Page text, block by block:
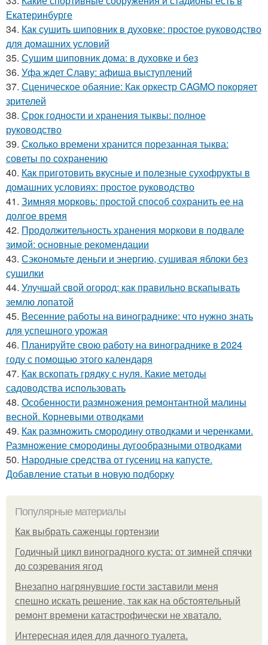
Екатеринбурге
34. Как сушить шиповник в духовке: простое руководство
для домашних условий
35. Сушим шиповник дома: в духовке и без
36. Уфа ждет Славу: афиша выступлений
37. Сценическое обаяние: Как оркестр CAGMO покоряет
зрителей
38. Срок годности и хранения тыквы: полное
руководство
39. Сколько времени хранится порезанная тыква:
советы по сохранению
40. Как приготовить вкусные и полезные сухофрукты в
домашних условиях: простое руководство
41. Зимняя морковь: простой способ сохранить ее на
долгое время
42. Продолжительность хранения моркови в подвале
зимой: основные рекомендации
43. Сэкономьте деньги и энергию, сушивая яблоки без
сушилки
44. Улучшай свой огород: как правильно вскапывать
землю лопатой
45. Весенние работы на винограднике: что нужно знать
для успешного урожая
46. Планируйте свою работу на винограднике в 2024
году с помощью этого календаря
47. Как вскопать грядку с нуля. Какие методы
садоводства использовать
48. Особенности размножения ремонтантной малины
весной. Корневыми отводками
49. Как размножить смородину отводками и черенками.
Размножение смородины дугообразными отводками
50. Народные средства от гусениц на капусте.
Добавление статьи в новую подборку
Популярные материалы
Как выбрать саженцы гортензии
Годичный цикл виноградного куста: от зимней спячки
до созревания ягод
Внезапно нагрянувшие гости заставили меня
спешно искать решение, так как на обстоятельный
ремонт времени катастрофически не хватало.
Интересная идея для дачного туалета.